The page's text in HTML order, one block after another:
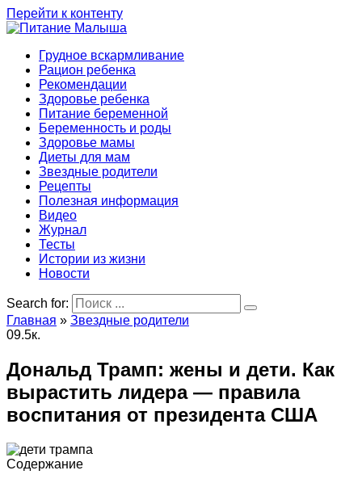
Перейти к контенту
Грудное вскармливание
Рацион ребенка
Рекомендации
Здоровье ребенка
Питание беременной
Беременность и роды
Здоровье мамы
Диеты для мам
Звездные родители
Рецепты
Полезная информация
Видео
Журнал
Тесты
Истории из жизни
Новости
Search for:
Главная » Звездные родители
09.5к.
Дональд Трамп: жены и дети. Как
вырастить лидера — правила
воспитания от президента США
Содержание